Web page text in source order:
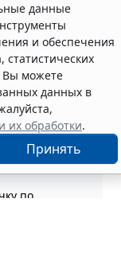
сердечной
субсидии
по
по
данные
и обеспечения
статистических
Вы можете
данных в
их обработки.
Принять